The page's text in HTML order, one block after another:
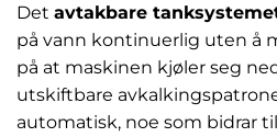
Det avtakbare
på vann kontinuerlig uten å
på at maskinen kjøler seg
utskiftbare
automatisk, noe som bidrar